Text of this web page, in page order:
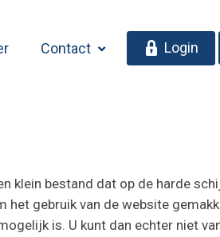
Contact Login
klein bestand dat op de harde
gebruik van de website
is. U kunt dan echter niet